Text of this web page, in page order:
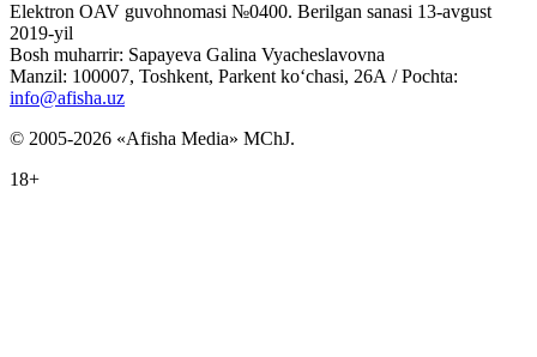
Elektron OAV guvohnomasi №0400. Berilgan sanasi 13-avgust
2019-yil
Bosh muharrir: Sapayeva Galina Vyacheslavovna
Manzil: 100007, Toshkent, Parkent ko‘chasi, 26А / Pochta:
info@afisha.uz
© 2005-2026 «Afisha Media» MChJ.
18+